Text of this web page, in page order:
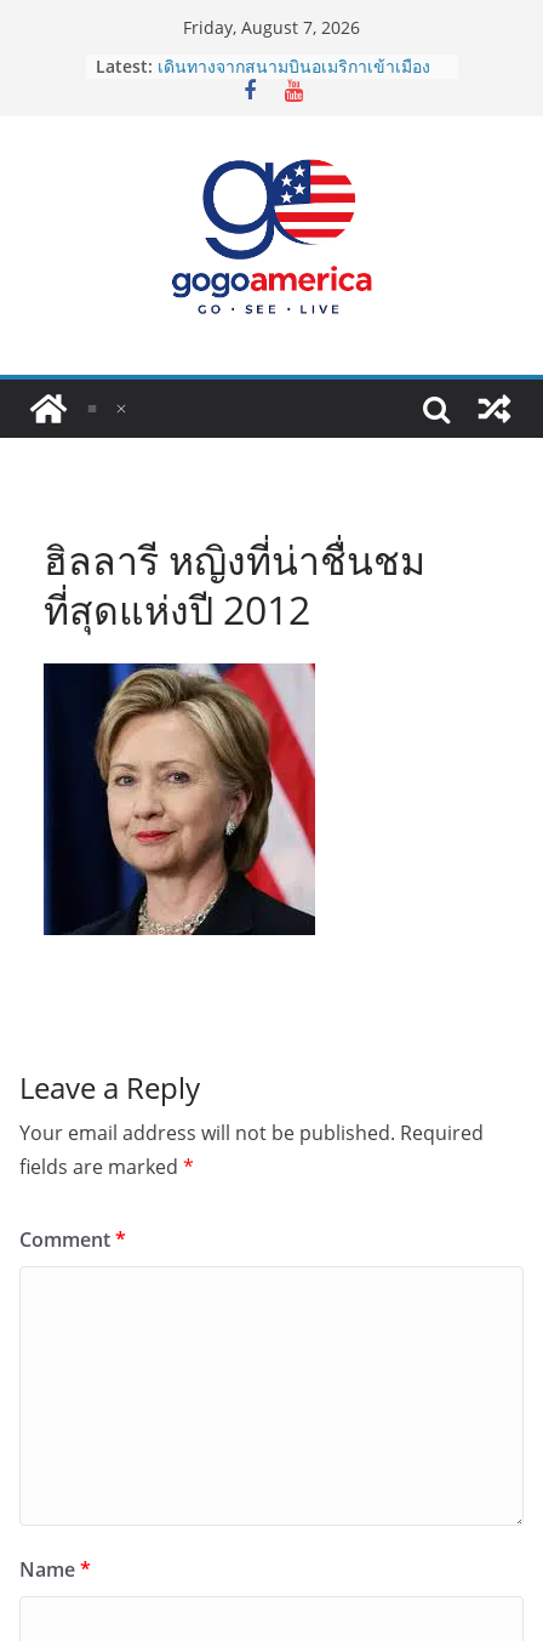
Friday, August 7, 2026
Latest: เดินทางจากสนามบินอเมริกาเข้าเมือง
2026: LAX, JFK, SFO ไปยังไงดี?
ประเทศต้องรู้
ซิมการ์ดอเมริกา 2026: ใช้ยี่ห้อไหนดี
ที่สุด? เปรียบเทียบครบจบในบทความ
โอนเงินจากอเมริกากลับไทย ใช้วิธีไหน
ประหยัดและคุ้มที่สุดในปี 2026?
VPN สำหรับใช้ในอเมริกา 2026: ตัว
ฮิลลารี หญิงที่น่าชื่นชม
ที่สุดแห่งปี 2012
Leave a Reply
Your email address will not be published. Required
fields are marked *
Comment*
Name*